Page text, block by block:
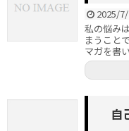
2025/
私の悩み
まうこと
マガを書
自